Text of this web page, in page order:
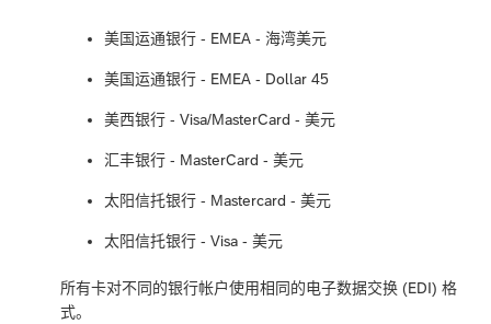
美国运通银行 - EMEA - 海湾美元
美国运通银行 - EMEA - Dollar 45
美西银行 - Visa/MasterCard - 美元
汇丰银行 - MasterCard - 美元
太阳信托银行 - Mastercard - 美元
太阳信托银行 - Visa - 美元
所有卡对不同的银行帐户使用相同的电子数据交换 (EDI) 格
式。